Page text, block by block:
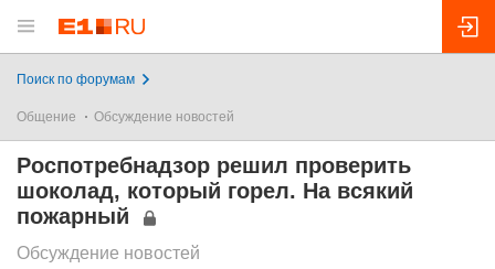
Поиск по форумам
Общение Обсуждение новостей
Роспотребнадзор решил проверить
шоколад, который горел. На всякий
пожарный
Обсуждение новостей